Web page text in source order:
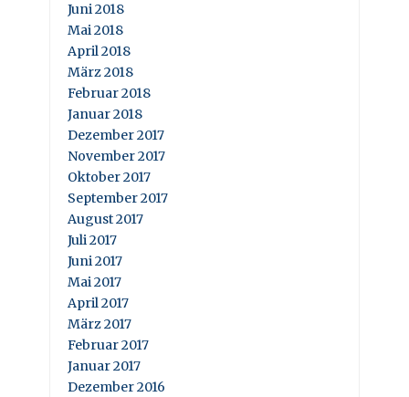
Juni 2018
Mai 2018
April 2018
März 2018
Februar 2018
Januar 2018
Dezember 2017
November 2017
Oktober 2017
September 2017
August 2017
Juli 2017
Juni 2017
Mai 2017
April 2017
März 2017
Februar 2017
Januar 2017
Dezember 2016